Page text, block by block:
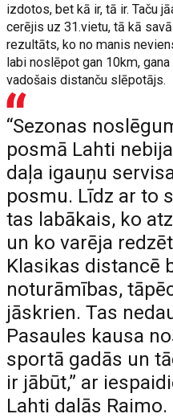
izdotos, bet kā ir, tā ir. Taču
cerējis uz 31.vietu, tā kā
rezultāts, ko no manis
labi noslēpot gan 10km,
vadošais distanču slēpotājs.
“Sezonas
posmā Lahti
daļa igauņu
posmu. Līdz ar to
tas labākais, ko
un ko varēja
Klasikas distancē
noturāmības,
jāskrien. Tas
Pasaules kausa
sportā gadās un
ir jābūt,” ar
Lahti dalās Raimo.